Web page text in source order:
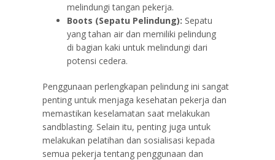
melindungi tangan pekerja.
Boots (Sepatu Pelindung): Sepatu
yang tahan air dan memiliki pelindung
di bagian kaki untuk melindungi dari
potensi cedera.
Penggunaan perlengkapan pelindung ini sangat
penting untuk menjaga kesehatan pekerja dan
memastikan keselamatan saat melakukan
sandblasting. Selain itu, penting juga untuk
melakukan pelatihan dan sosialisasi kepada
semua pekerja tentang penggunaan dan